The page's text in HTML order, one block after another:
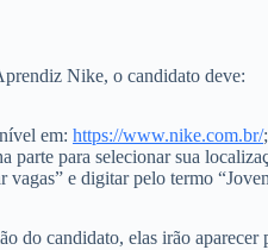
Nike, o candidato deve:
em: https://www.nike.com.br/;
parte para selecionar sua
vagas” e digitar pelo termo
do candidato, elas irão